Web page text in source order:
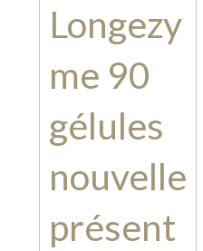
Longezy
me 90
gélules
nouvelle
présent